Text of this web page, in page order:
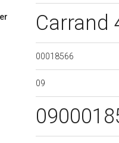
Carrand
00018566
09